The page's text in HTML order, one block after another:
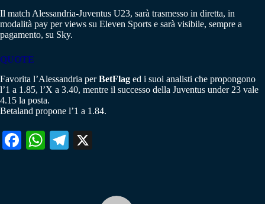
Il match Alessandria-Juventus U23, sarà trasmesso in diretta, in
modalità pay per views su Eleven Sports e sarà visibile, sempre a
pagamento, su Sky.
QUOTE
Favorita l’Alessandria perBetFlag ed i suoi analisti che propongono
l’1 a 1.85, l’X a 3.40, mentre il successo della Juventus under 23 vale
4.15 la posta.
Betaland propone l’1 a 1.84.
Fa W
Te